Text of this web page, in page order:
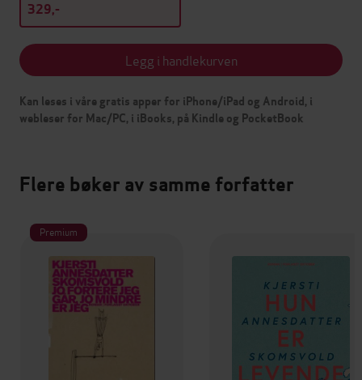
329,-
Legg i handlekurven
Kan leses i våre gratis apper for iPhone/iPad og Android, i
webleser for Mac/PC, i iBooks, på Kindle og PocketBook
Flere bøker av samme forfatter
Premium